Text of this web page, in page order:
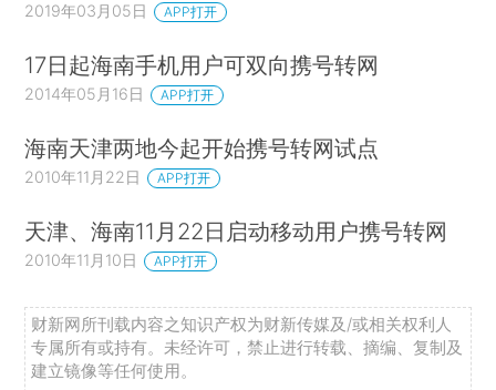
2019年03月05日 APP打开
17日起海南手机用户可双向携号转网
2014年05月16日 APP打开
海南天津两地今起开始携号转网试点
2010年11月22日 APP打开
天津、海南11月22日启动移动用户携号转网
2010年11月10日 APP打开
财新网所刊载内容之知识产权为财新传媒及/或相关权利人
专属所有或持有。未经许可，禁止进行转载、摘编、复制及
建立镜像等任何使用。